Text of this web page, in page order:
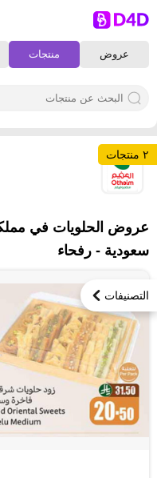
عروض منتجات
التصنيفات
٢ منتجات ٢
عروض الحلويات في
سعودية - رفحاء